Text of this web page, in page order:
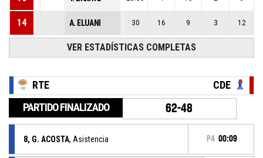
14 A. ELUANI 30 16 9 3 12
VER ESTADÍSTICAS COMPLETAS
RTE CDE
PARTIDO FINALIZADO 62-48
8, G. ACOSTA, Asistencia P4 00:09